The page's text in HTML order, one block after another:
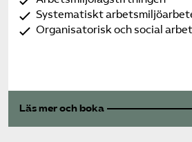
Systematiskt
Organisatorisk och social
Läs mer och boka